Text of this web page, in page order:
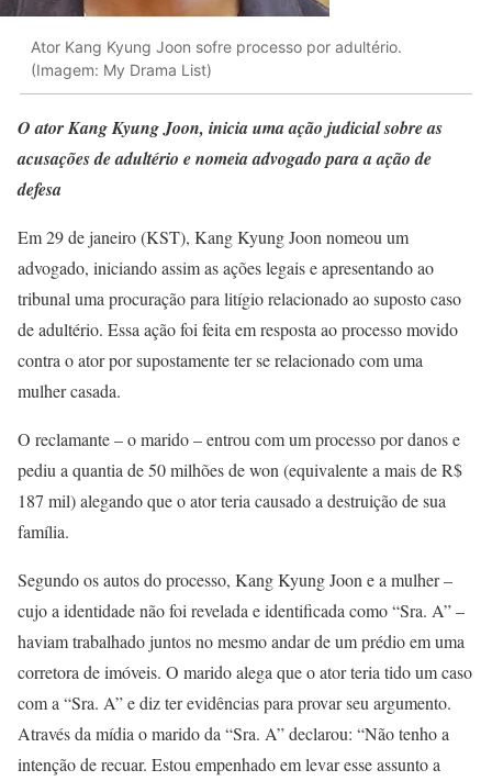
Ator Kang Kyung Joon sofre processo por adultério.
(Imagem: My Drama List)
O ator Kang Kyung Joon, inicia uma ação judicial sobre as
acusações de adultério e nomeia advogado para a ação de
defesa
Em 29 de janeiro (KST), Kang Kyung Joon nomeou um
advogado, iniciando assim as ações legais e apresentando ao
tribunal uma procuração para litígio relacionado ao suposto caso
de adultério. Essa ação foi feita em resposta ao processo movido
contra o ator por supostamente ter se relacionado com uma
mulher casada.
O reclamante – o marido – entrou com um processo por danos e
pediu a quantia de 50 milhões de won (equivalente a mais de R$
187 mil) alegando que o ator teria causado a destruição de sua
família.
Segundo os autos do processo, Kang Kyung Joon e a mulher –
cujo a identidade não foi revelada e identificada como “Sra. A” –
haviam trabalhado juntos no mesmo andar de um prédio em uma
corretora de imóveis. O marido alega que o ator teria tido um caso
com a “Sra. A” e diz ter evidências para provar seu argumento.
Através da mídia o marido da “Sra. A” declarou: “Não tenho a
intenção de recuar. Estou empenhado em levar esse assunto a